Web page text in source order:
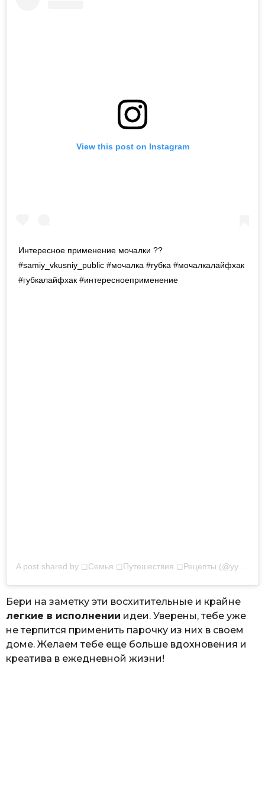
View this post on Instagram
Интересное применение мочалки ??
#samiy_vkusniy_public #мочалка #губка #мочалкалайфхак
#губкалайфхак #интересноеприменение
A post shared by ◻Семья ◻Путешествия ◻Рецепты (@yy__family) on
Бери на заметку эти восхитительные и крайне
легкие в исполнении идеи. Уверены, тебе уже
не терпится применить парочку из них в своем
доме. Желаем тебе еще больше вдохновения и
креатива в ежедневной жизни!